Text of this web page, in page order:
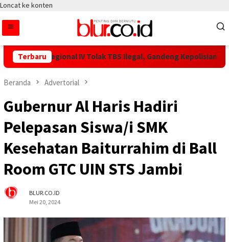
Loncat ke konten
Terbaru
IV Regional IV Tolak TBS Ilegal, Gandeng Kepolisian Amankan
Beranda Advertorial
Gubernur Al Haris Hadiri
Pelepasan Siswa/i SMK
Kesehatan Baiturrahim di Ball
Room GTC UIN STS Jambi
BLUR.CO.ID
Mei 20, 2024